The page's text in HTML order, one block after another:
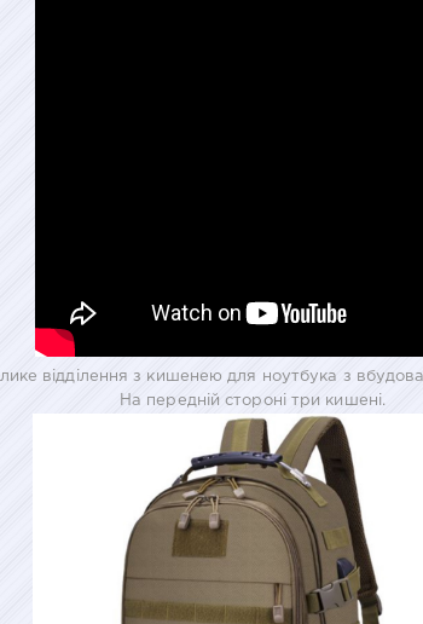
відділення з кишенею для ноутбука з
На передній стороні три кишені.